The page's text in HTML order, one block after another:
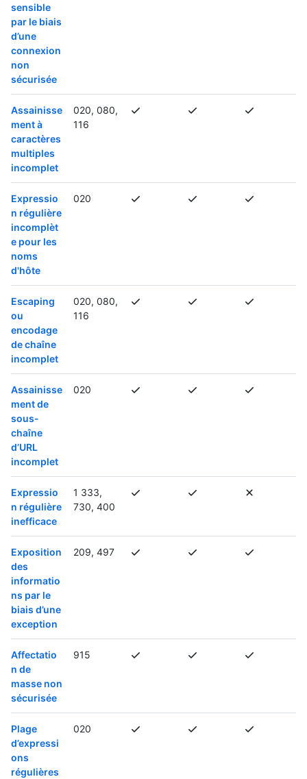
sensible
par le biais
d’une
connexion
non
sécurisée
Assainisse
ment à
caractères
multiples
incomplet
020, 080,
116
Expressio
n régulière
incomplèt
e pour les
noms
d'hôte
020
Escaping
ou
encodage
de chaîne
incomplet
020, 080,
116
Assainisse
ment de
sous-
chaîne
d’URL
incomplet
020
Expressio
n régulière
inefficace
1 333,
730, 400
Exposition
des
informatio
ns par le
biais d’une
exception
209, 497
Affectatio
n de
masse non
sécurisée
915
Plage
d’expressi
ons
régulières
020